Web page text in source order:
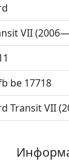
VII
be 17718
Transit VII